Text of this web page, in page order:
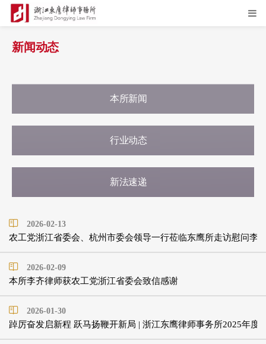
新闻动态
本所新闻
行业动态
新法速递
2026-02-13
农工党浙江省委会、杭州市委会领导一行莅临东鹰所走访慰问李
2026-02-09
本所李齐律师获农工党浙江省委会致信感谢
2026-01-30
踔厉奋发启新程 跃马扬鞭开新局 | 浙江东鹰律师事务所2025年度